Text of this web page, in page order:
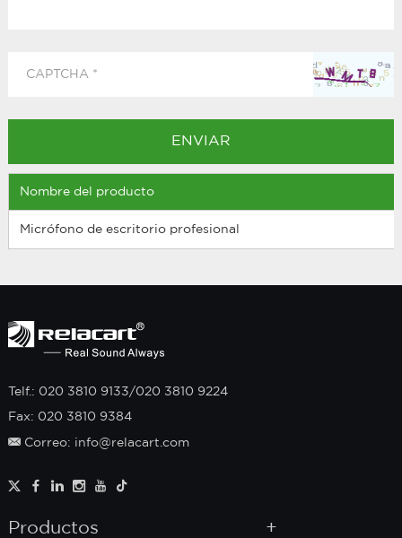
Nombre del producto
Micrófono de escritorio profesional
Telf.: 020 3810 9133/020 3810 9224
Fax: 020 3810 9384
Correo: info@relacart.com
Productos